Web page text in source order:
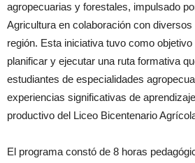
agropecuarias y forestales, impulsado
Agricultura en colaboración con
región. Esta iniciativa tuvo como objetivo
planificar y ejecutar una ruta formativa
estudiantes de especialidades
experiencias significativas de
productivo del Liceo Bicentenario
El programa constó de 8 horas